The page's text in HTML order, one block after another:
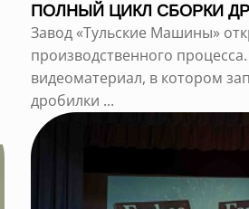
ПОЛНЫЙ ЦИКЛ СБОРКИ
Завод «Тульские Машины»
производственного
видеоматериал, в котором
дробилки ...